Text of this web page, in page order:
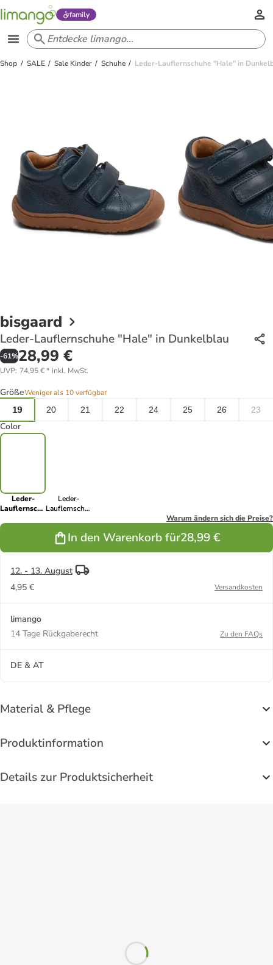
family
Shop SALE Sale Kinder Schuhe Leder-Lauflernschuhe "Hale" in
bisgaard
Leder-Lauflernschuhe "Hale" in Dunkelblau
-61%28,99 €
UVP: 74,95 €* inkl. MwSt.
GrößeWeniger als 10 verfügbar
19
20 21 22 24 25 26 23
Color
Leder-
Lauflernschuhe
Leder-
Lauflernschuhe
Warum ändern sich die Preise?
In den Warenkorb für28,99 €
12. - 13. August
4,95 €
Versandkosten
limango
14 Tage Rückgaberecht
Zu den FAQs
DE & AT
Material & Pflege
Produktinformation
Details zur Produktsicherheit